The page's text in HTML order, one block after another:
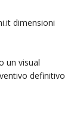
dimensioni
un visual
definitivo